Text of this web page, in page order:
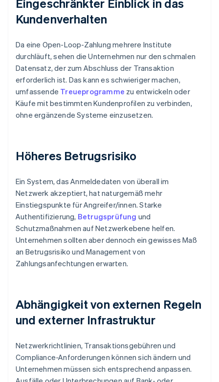
Eingeschränkter Einblick in das
Kundenverhalten
Da eine Open-Loop-Zahlung mehrere Institute
durchläuft, sehen die Unternehmen nur den schmalen
Datensatz, der zum Abschluss der Transaktion
erforderlich ist. Das kann es schwieriger machen,
umfassende Treueprogramme zu entwickeln oder
Käufe mit bestimmten Kundenprofilen zu verbinden,
ohne ergänzende Systeme einzusetzen.
Höheres Betrugsrisiko
Ein System, das Anmeldedaten von überall im
Netzwerk akzeptiert, hat naturgemäß mehr
Einstiegspunkte für Angreifer/innen. Starke
Authentifizierung, Betrugsprüfung und
Schutzmaßnahmen auf Netzwerkebene helfen.
Unternehmen sollten aber dennoch ein gewisses Maß
an Betrugsrisiko und Management von
Zahlungsanfechtungen erwarten.
Abhängigkeit von externen Regeln
und externer Infrastruktur
Netzwerkrichtlinien, Transaktionsgebühren und
Compliance-Anforderungen können sich ändern und
Unternehmen müssen sich entsprechend anpassen.